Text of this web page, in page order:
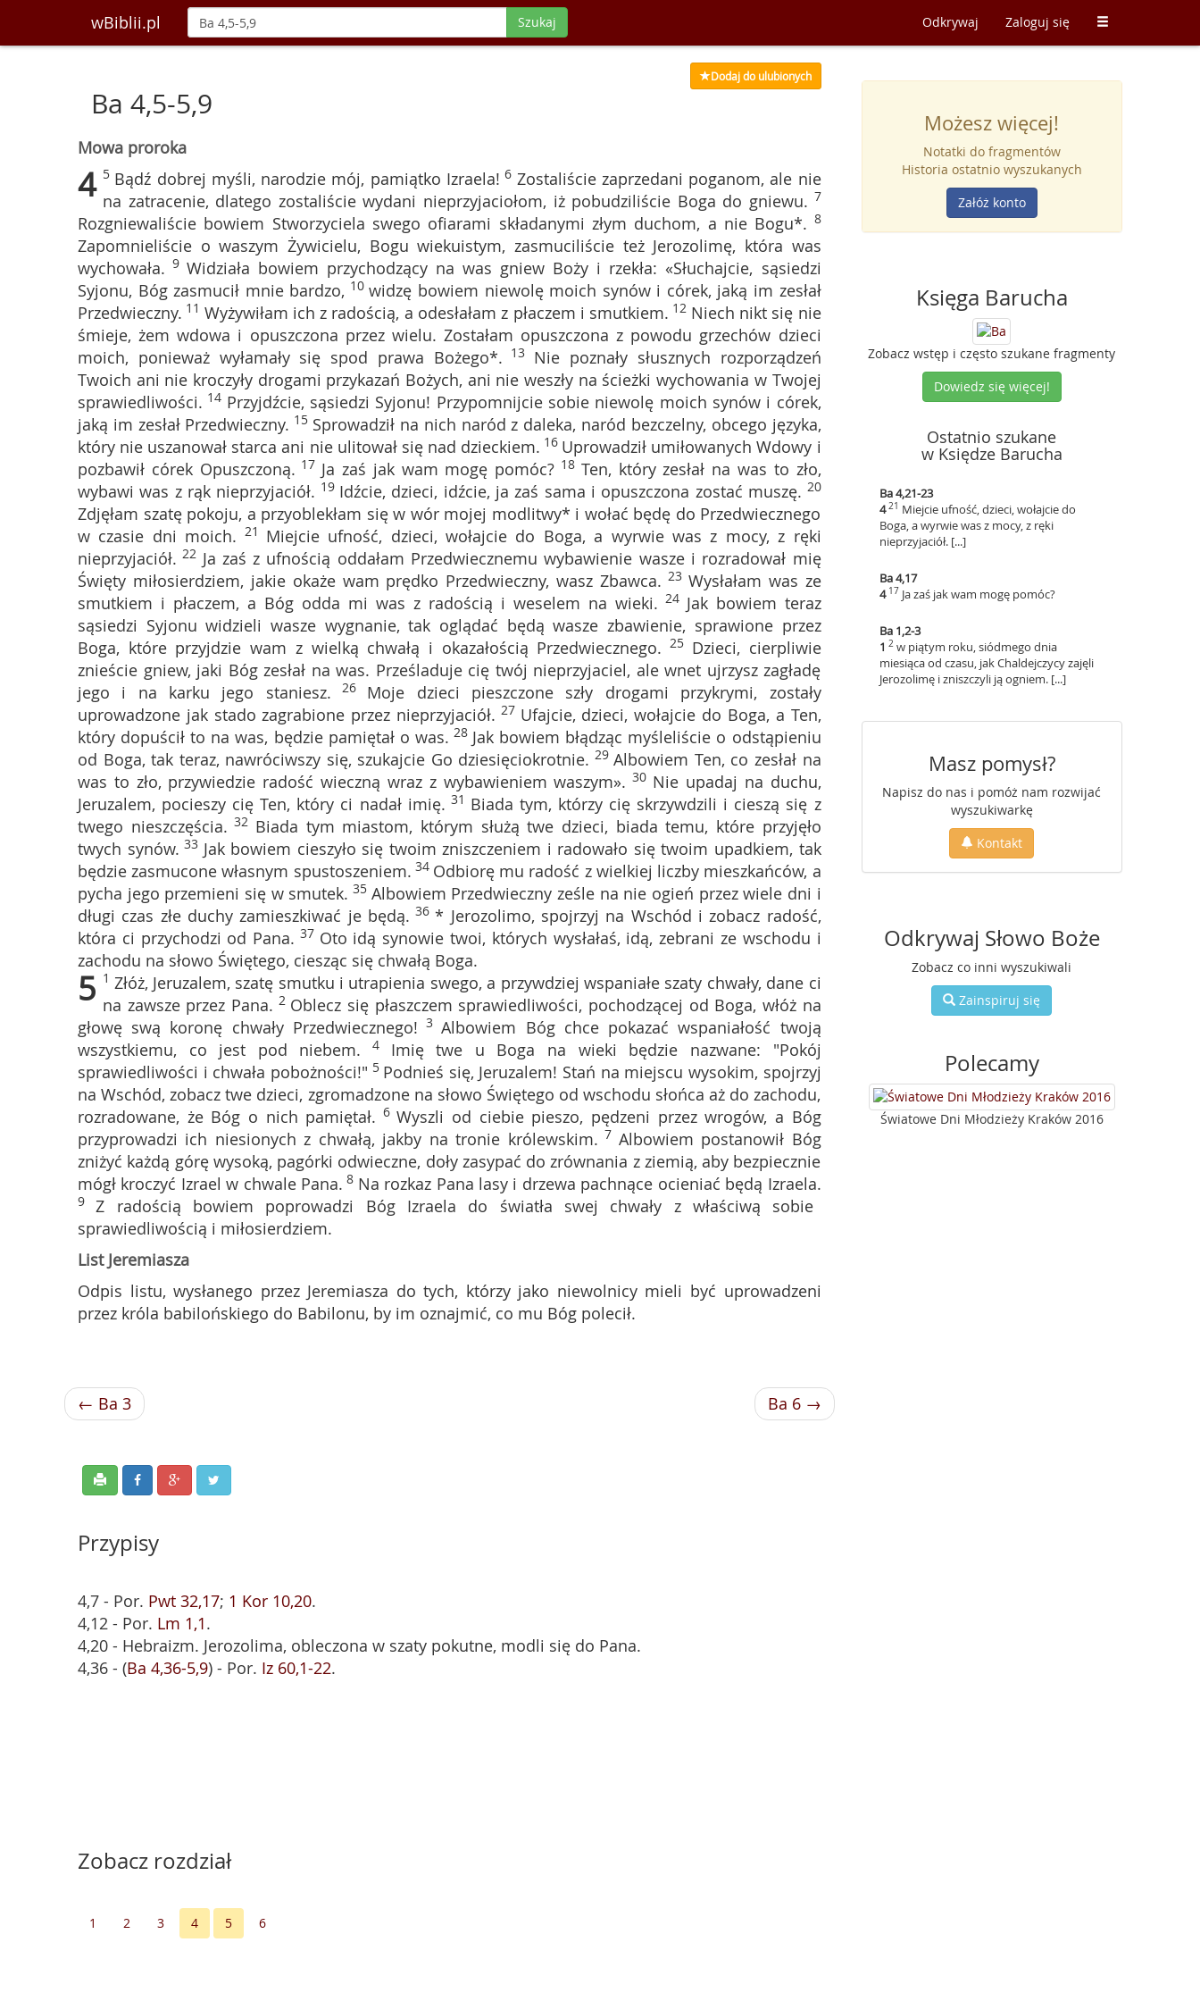
wBiblii.pl Szukaj Odkrywaj Zaloguj się
Dodaj do ulubionych
Ba 4,5-5,9
Mowa proroka
4 5 Bądź dobrej myśli, narodzie mój, pamiątko Izraela! 6 Zostaliście zaprzedani poganom, ale nie
na zatracenie, dlatego zostaliście wydani nieprzyjaciołom, iż pobudziliście Boga do gniewu. 7
Rozgniewaliście bowiem Stworzyciela swego ofiarami składanymi złym duchom, a nie Bogu*. 8
Zapomnieliście o waszym Żywicielu, Bogu wiekuistym, zasmuciliście też Jerozolimę, która was
wychowała. 9Widziała bowiem przychodzący na was gniew Boży i rzekła: «Słuchajcie, sąsiedzi
Syjonu, Bóg zasmucił mnie bardzo, 10widzę bowiem niewolę moich synów i córek, jaką im zesłał
Przedwieczny. 11 Wyżywiłam ich z radością, a odesłałam z płaczem i smutkiem. 12 Niech nikt się nie
śmieje, żem wdowa i opuszczona przez wielu. Zostałam opuszczona z powodu grzechów dzieci
moich, ponieważ wyłamały się spod prawa Bożego*. 13 Nie poznały słusznych rozporządzeń
Twoich ani nie kroczyły drogami przykazań Bożych, ani nie weszły na ścieżki wychowania w Twojej
sprawiedliwości. 14 Przyjdźcie, sąsiedzi Syjonu! Przypomnijcie sobie niewolę moich synów i córek,
jaką im zesłał Przedwieczny. 15 Sprowadził na nich naród z daleka, naród bezczelny, obcego języka,
który nie uszanował starca ani nie ulitował się nad dzieckiem. 16 Uprowadził umiłowanych Wdowy i
pozbawił córek Opuszczoną. 17 Ja zaś jak wam mogę pomóc? 18 Ten, który zesłał na was to zło,
wybawi was z rąk nieprzyjaciół. 19 Idźcie, dzieci, idźcie, ja zaś sama i opuszczona zostać muszę. 20
Zdjęłam szatę pokoju, a przyoblekłam się w wór mojej modlitwy* i wołać będę do Przedwiecznego
w czasie dni moich. 21 Miejcie ufność, dzieci, wołajcie do Boga, a wyrwie was z mocy, z ręki
nieprzyjaciół. 22 Ja zaś z ufnością oddałam Przedwiecznemu wybawienie wasze i rozradował mię
Święty miłosierdziem, jakie okaże wam prędko Przedwieczny, wasz Zbawca. 23 Wysłałam was ze
smutkiem i płaczem, a Bóg odda mi was z radością i weselem na wieki. 24 Jak bowiem teraz
sąsiedzi Syjonu widzieli wasze wygnanie, tak oglądać będą wasze zbawienie, sprawione przez
Boga, które przyjdzie wam z wielką chwałą i okazałością Przedwiecznego. 25 Dzieci, cierpliwie
znieście gniew, jaki Bóg zesłał na was. Prześladuje cię twój nieprzyjaciel, ale wnet ujrzysz zagładę
jego i na karku jego staniesz. 26 Moje dzieci pieszczone szły drogami przykrymi, zostały
uprowadzone jak stado zagrabione przez nieprzyjaciół. 27 Ufajcie, dzieci, wołajcie do Boga, a Ten,
który dopuścił to na was, będzie pamiętał o was. 28 Jak bowiem błądząc myśleliście o odstąpieniu
od Boga, tak teraz, nawróciwszy się, szukajcie Go dziesięciokrotnie. 29 Albowiem Ten, co zesłał na
was to zło, przywiedzie radość wieczną wraz z wybawieniem waszym». 30 Nie upadaj na duchu,
Jeruzalem, pocieszy cię Ten, który ci nadał imię. 31 Biada tym, którzy cię skrzywdzili i cieszą się z
twego nieszczęścia. 32 Biada tym miastom, którym służą twe dzieci, biada temu, które przyjęło
twych synów. 33 Jak bowiem cieszyło się twoim zniszczeniem i radowało się twoim upadkiem, tak
będzie zasmucone własnym spustoszeniem. 34 Odbiorę mu radość z wielkiej liczby mieszkańców, a
pycha jego przemieni się w smutek. 35 Albowiem Przedwieczny ześle na nie ogień przez wiele dni i
długi czas złe duchy zamieszkiwać je będą. 36* Jerozolimo, spojrzyj na Wschód i zobacz radość,
która ci przychodzi od Pana. 37 Oto idą synowie twoi, których wysłałaś, idą, zebrani ze wschodu i
zachodu na słowo Świętego, ciesząc się chwałą Boga.
5 1 Złóż, Jeruzalem, szatę smutku i utrapienia swego, a przywdziej wspaniałe szaty chwały, dane ci
na zawsze przez Pana. 2 Oblecz się płaszczem sprawiedliwości, pochodzącej od Boga, włóż na
głowę swą koronę chwały Przedwiecznego! 3 Albowiem Bóg chce pokazać wspaniałość twoją
wszystkiemu, co jest pod niebem. 4 Imię twe u Boga na wieki będzie nazwane: "Pokój
sprawiedliwości i chwała pobożności!" 5 Podnieś się, Jeruzalem! Stań na miejscu wysokim, spojrzyj
na Wschód, zobacz twe dzieci, zgromadzone na słowo Świętego od wschodu słońca aż do zachodu,
rozradowane, że Bóg o nich pamiętał. 6Wyszli od ciebie pieszo, pędzeni przez wrogów, a Bóg
przyprowadzi ich niesionych z chwałą, jakby na tronie królewskim. 7 Albowiem postanowił Bóg
zniżyć każdą górę wysoką, pagórki odwieczne, doły zasypać do zrównania z ziemią, aby bezpiecznie
mógł kroczyć Izrael w chwale Pana. 8 Na rozkaz Pana lasy i drzewa pachnące ocieniać będą Izraela.
9 Z radością bowiem poprowadzi Bóg Izraela do światła swej chwały z właściwą sobie
sprawiedliwością i miłosierdziem.
List Jeremiasza
Odpis listu, wysłanego przez Jeremiasza do tych, którzy jako niewolnicy mieli być uprowadzeni
przez króla babilońskiego do Babilonu, by im oznajmić, co mu Bóg polecił.
← Ba 3 Ba 6 →
Przypisy
4,7 - Por. Pwt 32,17; 1 Kor 10,20.
4,12 - Por. Lm 1,1.
4,20 - Hebraizm. Jerozolima, obleczona w szaty pokutne, modli się do Pana.
4,36 - (Ba 4,36-5,9) - Por. Iz 60,1-22.
Zobacz rozdział
1 2 3 4 5 6
Możesz więcej!
Notatki do fragmentów
Historia ostatnio wyszukanych
Załóż konto
Księga Barucha
Zobacz wstęp i często szukane fragmenty
Dowiedz się więcej!
Ostatnio szukane
w Księdze Barucha
Ba 4,21-23
421 Miejcie ufność, dzieci, wołajcie do
Boga, a wyrwie was z mocy, z ręki
nieprzyjaciół. [...]
Ba 4,17
417 Ja zaś jak wam mogę pomóc?
Ba 1,2-3
1 2 w piątym roku, siódmego dnia
miesiąca od czasu, jak Chaldejczycy zajęli
Jerozolimę i zniszczyli ją ogniem. [...]
Masz pomysł?
Napisz do nas i pomóż nam rozwijać
wyszukiwarkę
Kontakt
Odkrywaj Słowo Boże
Zobacz co inni wyszukiwali
Zainspiruj się
Polecamy
Światowe Dni Młodzieży Kraków 2016